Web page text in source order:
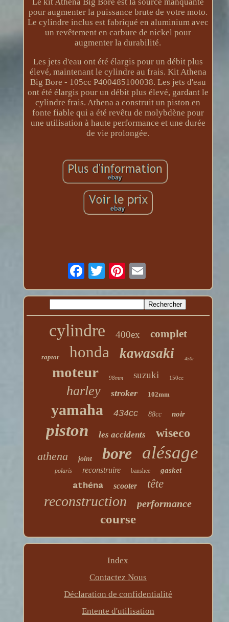
pour augmenter la puissance brute de votre moto.
Le cylindre inclus est fabriqué en aluminium avec
un revêtement en carbure de nickel pour
augmenter la durabilité.
Les jets d'eau ont été élargis pour un débit plus
élevé, maintenant le cylindre au frais. Kit Athena
Big Bore - 105cc P400485100038. Les jets d'eau
ont été élargis pour un débit plus élevé, gardant le
cylindre frais. Athena a construit un piston en
fonte fiable qui a été revêtu de molybdène pour
une utilisation à haute performance et une durée
de vie prolongée.
cylindre 400ex complet
raptor honda kawasaki 450r
moteur 98mm suzuki 150cc
harley stroker 102mm
yamaha 434cc 88cc noir
piston les accidents wiseco
athena joint bore alésage
polaris reconstruire banshee gasket
athéna scooter tête
reconstruction performance
course
Index
Contactez Nous
Déclaration de confidentialité
Entente d'utilisation